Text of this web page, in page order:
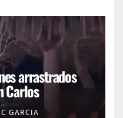
arrastrados
Carlos
GARCIA